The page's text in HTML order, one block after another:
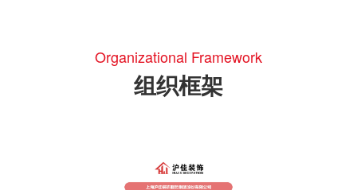
Organizational Framework
组织框架